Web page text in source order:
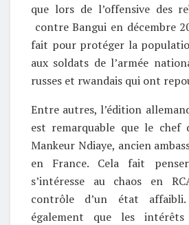
que lors de l’offensive des
contre Bangui en décembre
fait pour protéger la
aux soldats de l’armée
russes et rwandais qui ont
Entre autres, l’édition
est remarquable que le chef
Mankeur Ndiaye, ancien
en France. Cela fait
s’intéresse au chaos en
contrôle d’un état
également que les intérêts